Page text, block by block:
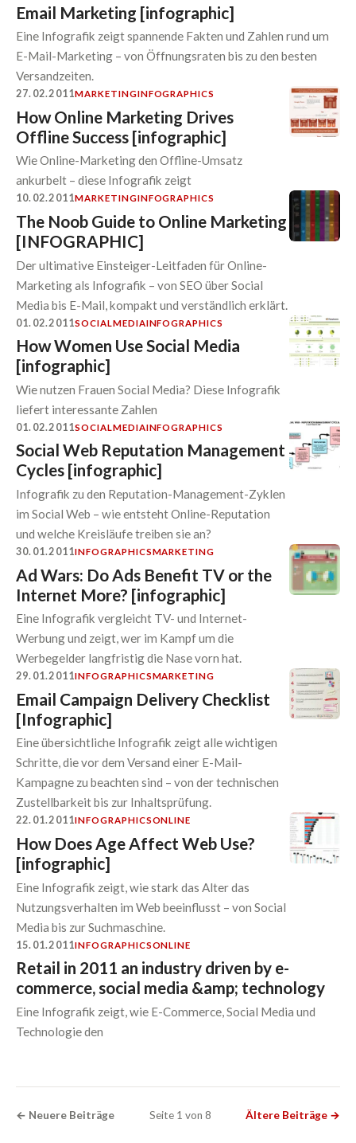
Email Marketing [infographic]
Eine Infografik zeigt spannende Fakten und Zahlen rund um
E-Mail-Marketing – von Öffnungsraten bis zu den besten
Versandzeiten.
27.02.2011MARKETINGINFOGRAPHICS
How Online Marketing Drives
Offline Success [infographic]
Wie Online-Marketing den Offline-Umsatz
ankurbelt – diese Infografik zeigt
10.02.2011MARKETINGINFOGRAPHICS
The Noob Guide to Online Marketing
[INFOGRAPHIC]
Der ultimative Einsteiger-Leitfaden für Online-
Marketing als Infografik – von SEO über Social
Media bis E-Mail, kompakt und verständlich erklärt.
01.02.2011SOCIALMEDIAINFOGRAPHICS
How Women Use Social Media
[infographic]
Wie nutzen Frauen Social Media? Diese Infografik
liefert interessante Zahlen
01.02.2011SOCIALMEDIAINFOGRAPHICS
Social Web Reputation Management
Cycles [infographic]
Infografik zu den Reputation-Management-Zyklen
im Social Web – wie entsteht Online-Reputation
und welche Kreisläufe treiben sie an?
30.01.2011INFOGRAPHICSMARKETING
Ad Wars: Do Ads Benefit TV or the
Internet More? [infographic]
Eine Infografik vergleicht TV- und Internet-
Werbung und zeigt, wer im Kampf um die
Werbegelder langfristig die Nase vorn hat.
29.01.2011INFOGRAPHICSMARKETING
Email Campaign Delivery Checklist
[Infographic]
Eine übersichtliche Infografik zeigt alle wichtigen
Schritte, die vor dem Versand einer E-Mail-
Kampagne zu beachten sind – von der technischen
Zustellbarkeit bis zur Inhaltsprüfung.
22.01.2011INFOGRAPHICSONLINE
How Does Age Affect Web Use?
[infographic]
Eine Infografik zeigt, wie stark das Alter das
Nutzungsverhalten im Web beeinflusst – von Social
Media bis zur Suchmaschine.
15.01.2011INFOGRAPHICSONLINE
Retail in 2011 an industry driven by e-
commerce, social media &amp; technology
Eine Infografik zeigt, wie E-Commerce, Social Media und
Technologie den
← Neuere Beiträge Seite 1 von 8 Ältere Beiträge →